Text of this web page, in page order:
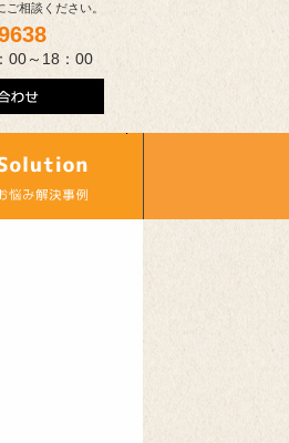
相談ください。
00～18：00